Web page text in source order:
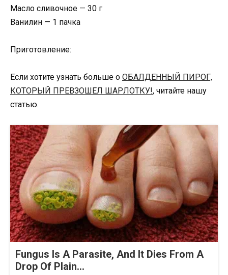
Масло сливочное — 30 г
Ванилин — 1 пачка
Приготовление:
Если хотите узнать больше о ОБАЛДЕННЫЙ ПИРОГ,
КОТОРЫЙ ПРЕВЗОШЕЛ ШАРЛОТКУ!, читайте нашу
статью.
Fungus Is A Parasite, And It Dies From A
Drop Of Plain...